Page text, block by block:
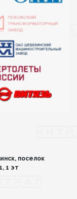
поселок
1 эт